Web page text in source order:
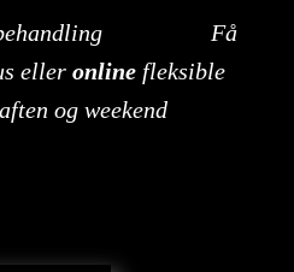
Få
eller online fleksible
og weekend